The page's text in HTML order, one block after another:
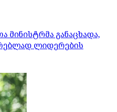
მინისტრმა განაცხადა,
ლიდერების